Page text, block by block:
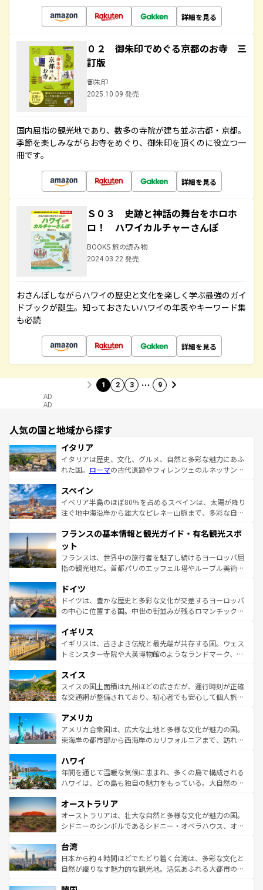
詳細を見る
０２ 御朱印でめぐる京都のお寺 三
訂版
御朱印
2025.10.09 発売
国内屈指の観光地であり、数多の寺院が建ち並ぶ古都・京都。
季節を楽しみながらお寺をめぐり、御朱印を頂くのに役立つ一
冊です。
詳細を見る
Ｓ０３ 史跡と神話の舞台をホロホ
ロ！ ハワイカルチャーさんぽ
BOOKS 旅の読み物
2024.03.22 発売
おさんぽしながらハワイの歴史と文化を楽しく学ぶ最強のガイ
ドブックが誕生。知っておきたいハワイの年表やキーワード集
も必読
詳細を見る
1 2 3 … 9
AD
AD
人気の国と地域から探す
イタリア
イタリアは歴史、文化、グルメ、自然と多彩な魅力にあふ
れた国。 ローマの古代遺跡やフィレンツェのルネッサンス
ろん、トスカーナの美しい田園風景やアマルフィ海岸の絶
景など、自然景観も見逃せない。観光の合間には、本場の
ピザやパスタなど、絶品のイタリア料理を堪能することも
ませてくれるイタリアで、忘れられない旅をしてみよう！
なお、新着のイタリア情報は
しい。
スペイン
イベリア半島のほぼ80％を占めるスペインは、太陽が降り
注ぐ地中海沿岸から雄大なピレネー山脈まで、多彩な自然
文化が根付くこの国では、情熱的なフラメンコ、熱気あふ
れる闘牛、そして美味しいタパスが生活の一部となってい
る。首都マドリードの洗練された雰囲気や、バルセロナの
アートに溢れた街角から、地方では古代ローマ遺跡や中世
せる。地方によって風土や気候が異なるスペインはその個
性で訪れる人を魅了する。 なお、新着のスペイン情報は コ
ンテンツ一覧を参照してほしい。
フランスの基本情報と観光ガイド・有名観光スポ
ット
フランスは、世界中の旅行者を魅了し続けるヨーロッパ屈
指の観光地だ。首都パリのエッフェル塔やルーブル美術館
で、幅広い魅力が詰まっている。華麗な宮殿、歴史的な大
聖堂、美しいビーチ、そして豊かな自然が、訪れる者を心
から魅了する。また、フランスは美食の国としても知ら
いる。シャンパンの発祥地であるランス、プロヴァンスの
香り高いラベンダー畑など、多彩な楽しみ方が可能だ。さ
らに、パリ以外の地域にも魅力が溢れており、どの街角に
れる地方に足を運ぶとそれぞれで全く異なる文化を体験で
きるだろう。 なお、新着のフランス情報はコンテンツ一覧
を参照してほしい。
ドイツ
ドイツは、豊かな歴史と多彩な文化が交差するヨーロッパ
の中心に位置する国。中世の街並みが残るロマンチック街
顔を持つこの国は、どこを歩いても飽きることがない。ベ
ルリンの文化的活気、バイエルン州のアルプスの絶景、そ
してライン川沿いのワイン畑といった風景は必見。ビール
は、お酒好きな人にはぜひ体験してほしい。 なお、新着の
ドイツ情報はコンテンツ一覧を参照してほしい。
イギリス
イギリスは、古きよき伝統と最先端が共存する国。ウェス
トミンスター寺院や大英博物館のようなランドマーク、歴
リアごとに異なる魅力がある。また、優雅なアフタヌーン
ティー、ビール好きにはたまらない英国パブ、サッカー観
戦など、本場だからこそできる体験も豊富。イギリスを旅
ンツ一覧を参照してほしい。
スイス
スイスの国土面積は九州ほどの広さだが、運行時刻が正確
な交通網が整備されており、初心者でも安心して個人旅行
の建物がそのまま残る町や、スイスならではのユニークな
博物館もあり、アルプス観光だけでなく町歩きも満喫する
ことができる。国民の所得が高いため物価も高いが、旅行
ば市内交通費無料で観光を楽しむこともできる。 なお、新
着のスイス情報はコンテンツ一覧 を参照してほしい。
アメリカ
アメリカ合衆国は、広大な土地と多様な文化が魅力の国。
東海岸の都市部から西海岸のカリフォルニアまで、訪れる
のような巨大都市は、観光、ショッピング、エンターテイ
ンメントが詰まった刺激的なスポットだ。一方、アメリカ
西部には大自然が広がり、グランドキャニオンやイエロー
部のニューオーリンズでは、音楽と美食が融合した独特の
文化が魅力。旅行者はアメリカの各地域で異なる魅力を楽
しみながら、その多様性と豊かな歴史を感じることができ
ならではの贅沢な旅のスタイルだ。 なお、新着のアメリカ
情報はコンテンツ一覧を参照してほしい。
ハワイ
年間を通じて温暖な気候に恵まれ、多くの島で構成される
ハワイは、どの島も独自の魅力をもっている。大自然の神
ワイ島は見逃せない。また、定番の観光地といえばオアフ
島だが、静かな自然を求めるならマウイ島やカウアイ島が
おすすめ。エメラルドグリーンに輝く海をはじめ、豊かな
れるおもてなしの心で訪れる人々を迎えてくれるハワイの
人々、おいしいローカルフードやハワイアンミュージッ
ク、伝統的なフラダンスなど、すべてがハワイの魅力を彩
オーストラリア
オーストラリアは、壮大な自然と多様な文化が魅力の国。
シドニーのシンボルであるシドニー・オペラハウス、オー
リアリーフや大陸中央部にそびえるウルル（エアーズロッ
ク）、タスマニアの美しい原生林やケアンズの熱帯雨林な
ど、見どころがたくさん。また、カフェやワイン、オージ
台湾
日本から約４時間ほどでたどり着く台湾は、多彩な文化と
自然が織りなす魅力的な観光地。活気あふれる大都市の台